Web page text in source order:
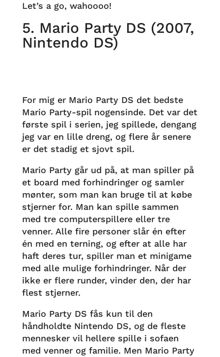
Let’s a go, wahoooo!
5. Mario Party DS (2007,
Nintendo DS)
For mig er Mario Party DS det bedste
Mario Party-spil nogensinde. Det var det
første spil i serien, jeg spillede, dengang
jeg var en lille dreng, og flere år senere
er det stadig et sjovt spil.
Mario Party går ud på, at man spiller på
et board med forhindringer og samler
mønter, som man kan bruge til at købe
stjerner for. Man kan spille sammen
med tre computerspillere eller tre
venner. Alle fire personer slår én efter
én med en terning, og efter at alle har
haft deres tur, spiller man et minigame
med alle mulige forhindringer. Når der
ikke er flere runder, vinder den, der har
flest stjerner.
Mario Party DS fås kun til den
håndholdte Nintendo DS, og de fleste
mennesker vil hellere spille i sofaen
med venner og familie. Men Mario Party